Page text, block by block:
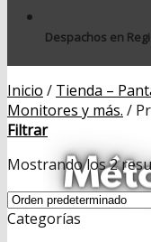
Despachos en
Inicio / Tienda –
Monitores y más. /
Filtrar
Mostrando los 2
Categorías